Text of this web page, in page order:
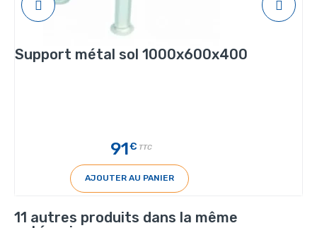
Support métal sol 1000x600x400
91€ TTC
AJOUTER AU PANIER
11 autres produits dans la même